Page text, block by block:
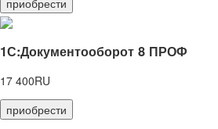
1С:Документооборот 8 ПРОФ
17 400RU
приобрести